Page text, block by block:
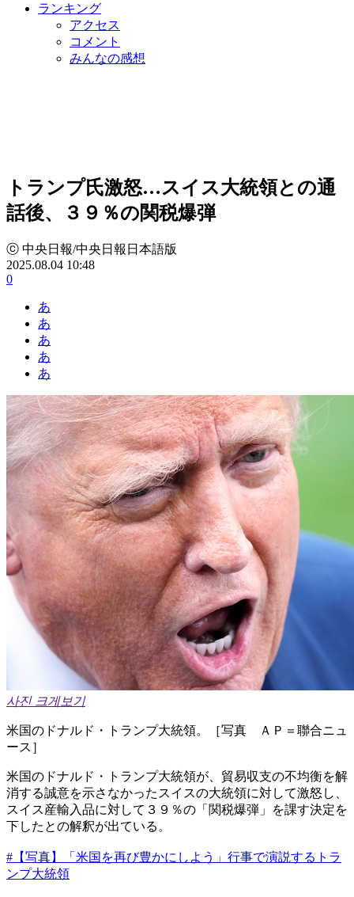
ランキング
アクセス
コメント
みんなの感想
トランプ氏激怒…スイス大統領との通
話後、３９％の関税爆弾
ⓒ 中央日報/中央日報日本語版
2025.08.04 10:48
0
あ
あ
あ
あ
あ
사진 크게보기
米国のドナルド・トランプ大統領。［写真 ＡＰ＝聯合ニュ
ース］
米国のドナルド・トランプ大統領が、貿易収支の不均衡を解
消する誠意を示さなかったスイスの大統領に対して激怒し、
スイス産輸入品に対して３９％の「関税爆弾」を課す決定を
下したとの解釈が出ている。
#【写真】「米国を再び豊かにしよう」行事で演説するトラ
ンプ大統領